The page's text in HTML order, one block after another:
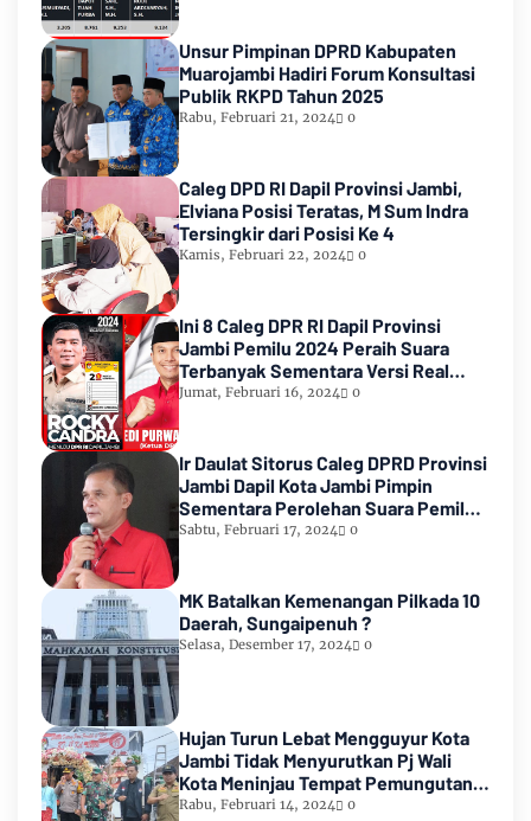
Unsur Pimpinan DPRD Kabupaten
Muarojambi Hadiri Forum Konsultasi
Publik RKPD Tahun 2025
Rabu, Februari 21, 2024 0
Caleg DPD RI Dapil Provinsi Jambi,
Elviana Posisi Teratas, M Sum Indra
Tersingkir dari Posisi Ke 4
Kamis, Februari 22, 2024 0
Ini 8 Caleg DPR RI Dapil Provinsi
Jambi Pemilu 2024 Peraih Suara
Terbanyak Sementara Versi Real
Count KPU RI
Jumat, Februari 16, 2024 0
Ir Daulat Sitorus Caleg DPRD Provinsi
Jambi Dapil Kota Jambi Pimpin
Sementara Perolehan Suara Pemilu
2024
Sabtu, Februari 17, 2024 0
MK Batalkan Kemenangan Pilkada 10
Daerah, Sungaipenuh ?
Selasa, Desember 17, 2024 0
Hujan Turun Lebat Mengguyur Kota
Jambi Tidak Menyurutkan Pj Wali
Kota Meninjau Tempat Pemungutan
Suara Pemilu 2024
Rabu, Februari 14, 2024 0